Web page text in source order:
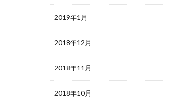
2019年1月
2018年12月
2018年11月
2018年10月